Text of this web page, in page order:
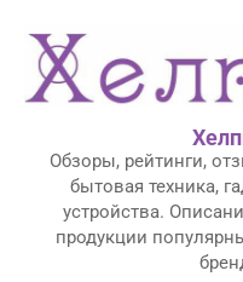
контенту
Обзоры, рейтинги,
бытовая техника,
устройства.
продукции